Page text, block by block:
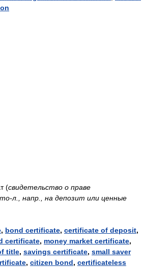
(свидетельство о праве
л., напр., на депозит или ценные
, bond certificate, certificate of deposit,
certificate, money market certificate,
title, savings certificate, small saver
, citizen bond, certificateless